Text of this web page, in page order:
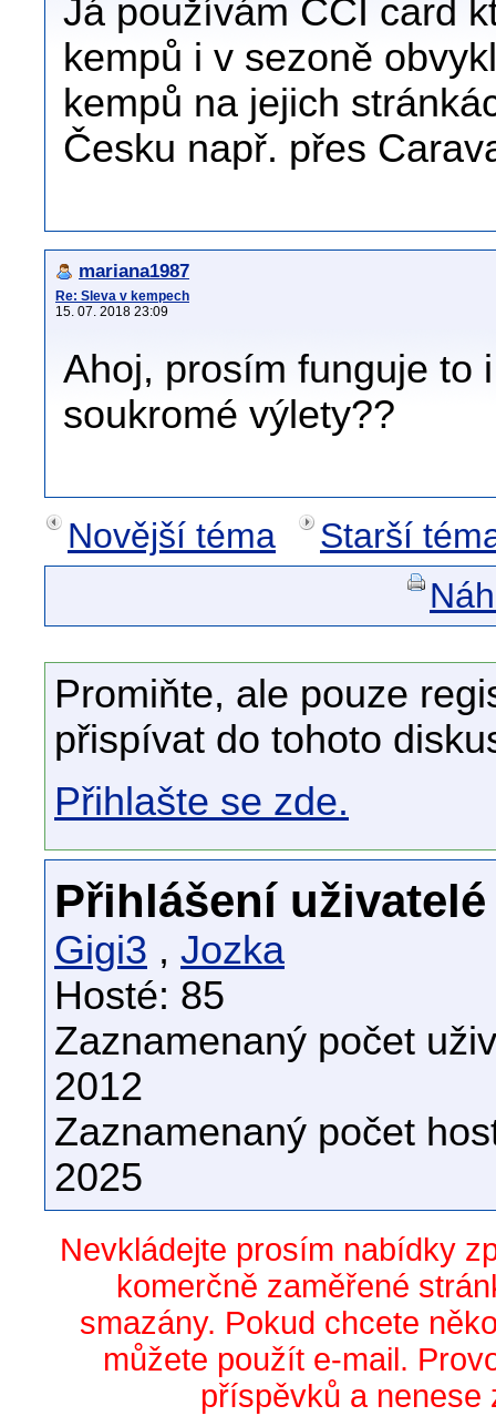
Já používám CCI card
kempů i v sezoně
kempů na jejich
Česku např. přes
mariana1987
Re: Sleva v kempech
15. 07. 2018 23:09
Ahoj, prosím funguje to
soukromé výlety??
Novější téma
Starší
Promiňte, ale pouze
přispívat do tohoto
Přihlašte se zde.
Přihlášení uživatelé
Gigi3 , Jozka
Hosté: 85
Zaznamenaný počet
2012
Zaznamenaný počet
2025
Nevkládejte prosím nabídky
komerčně zaměřené
smazány. Pokud chcete
můžete použít e-mail.
příspěvků a nenese